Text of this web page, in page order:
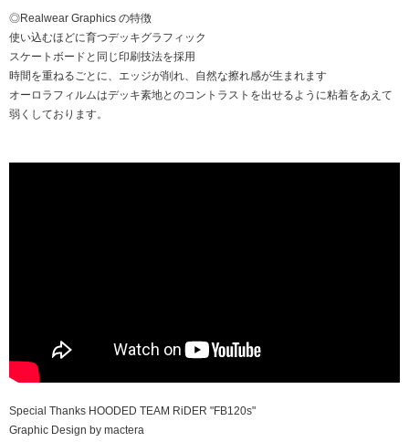
◎Realwear Graphics の特徴
使い込むほどに育つデッキグラフィック
スケートボードと同じ印刷技法を採用
時間を重ねるごとに、エッジが削れ、自然な擦れ感が生まれます
オーロラフィルムはデッキ素地とのコントラストを出せるように粘着をあえて
弱くしております。
Special Thanks HOODED TEAM RiDER "FB120s"
Graphic Design by mactera